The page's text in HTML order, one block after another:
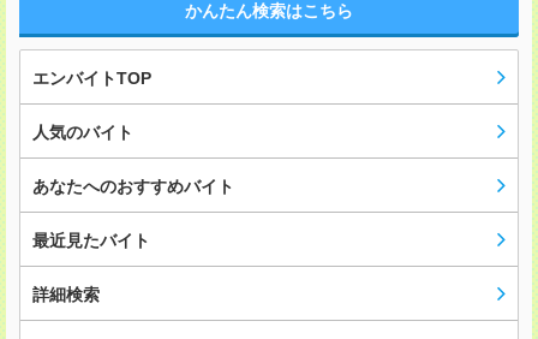
かんたん検索はこちら
エンバイトTOP
人気のバイト
あなたへのおすすめバイト
最近見たバイト
詳細検索